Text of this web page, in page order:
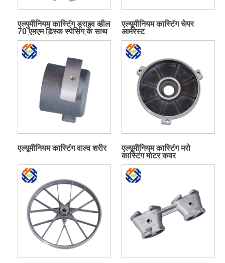
एल्युमीनियम कास्टिंग ड्राइव व्हील
70 एमएम डिस्क स्पेसिंग के साथ
जंजीरों के लिए उपयुक्त है
एल्यूमीनियम कास्टिंग चेयर
आर्मरेस्ट
एल्यूमीनियम कास्टिंग वाल्व शरीर
एल्यूमीनियम कास्टिंग मरो
कास्टिंग मोटर कवर